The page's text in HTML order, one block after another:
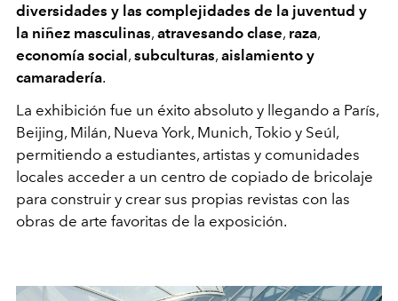
diversidades y las complejidades de la juventud y
la niñez masculinas, atravesando clase, raza,
economía social, subculturas, aislamiento y
camaradería.
La exhibición fue un éxito absoluto y llegando a París,
Beijing, Milán, Nueva York, Munich, Tokio y Seúl,
permitiendo a estudiantes, artistas y comunidades
locales acceder a un centro de copiado de bricolaje
para construir y crear sus propias revistas con las
obras de arte favoritas de la exposición.